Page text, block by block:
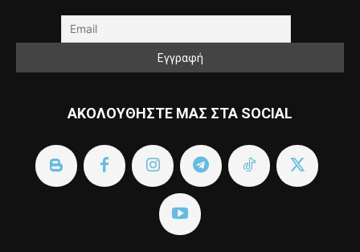
ΑΚΟΛΟΥΘΗΣΤΕ ΜΑΣ ΣΤΑ SOCIAL